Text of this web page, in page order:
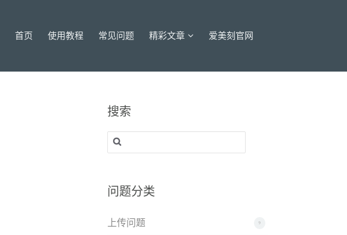
首页 使用教程 常见问题 精彩文章 爱美刻官网
搜索
搜
索：
问题分类
9
上传问题